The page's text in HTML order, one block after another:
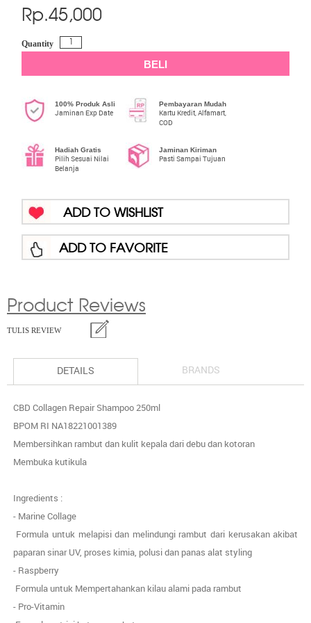
Rp.45,000
Quantity
BELI
100% Produk Asli
Jaminan Exp Date
Pembayaran Mudah
Kartu Kredit, Alfamart,
COD
Hadiah Gratis
Pilih Sesuai Nilai
Belanja
Jaminan Kiriman
Pasti Sampai Tujuan
ADD TO WISHLIST
ADD TO FAVORITE
Product Reviews
TULIS REVIEW
DETAILS BRANDS
CBD Collagen Repair Shampoo 250ml
BPOM RI NA18221001389
Membersihkan rambut dan kulit kepala dari debu dan kotoran
Membuka kutikula
Ingredients :
- Marine Collage
Formula untuk melapisi dan melindungi rambut dari kerusakan akibat
paparan sinar UV, proses kimia, polusi dan panas alat styling
- Raspberry
Formula untuk Mempertahankan kilau alami pada rambut
- Pro-Vitamin